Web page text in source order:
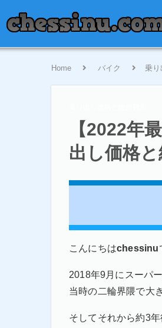
Home バイク 乗り
【2022年
出し価格
こんにちはchessinu
2018年9月にスーパ
当時の二輪界隈で大
そしてそれから約3